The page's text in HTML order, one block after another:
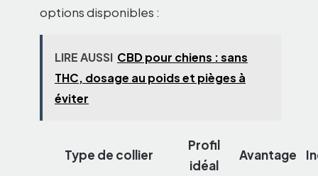
options disponibles :
LIRE AUSSI CBD pour chiens : sans
THC, dosage au poids et pièges à
éviter
Type de collier
Profil
idéal
Avantage